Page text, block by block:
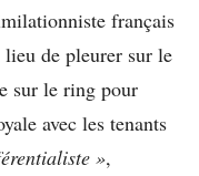
français
lieu de pleurer sur le
sur le ring pour
avec les tenants
»,